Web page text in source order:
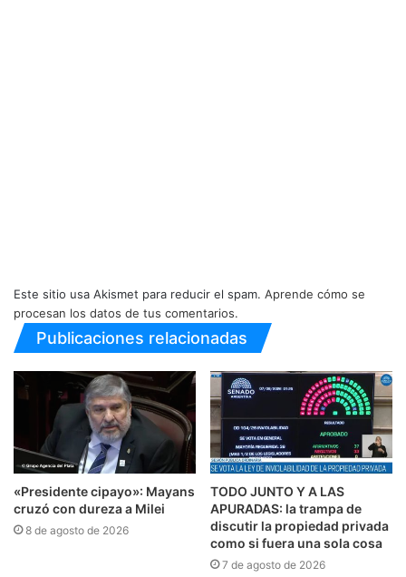
Este sitio usa Akismet para reducir el spam. Aprende cómo se
procesan los datos de tus comentarios.
Publicaciones relacionadas
«Presidente cipayo»: Mayans
cruzó con dureza a Milei
8 de agosto de 2026
TODO JUNTO Y A LAS
APURADAS: la trampa de
discutir la propiedad privada
como si fuera una sola cosa
7 de agosto de 2026